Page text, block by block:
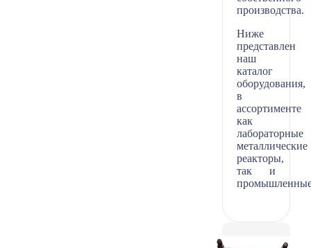
производства.
Ниже
представлен
наш
каталог
оборудования,
в
ассортименте
как
лабораторные
металлические
реакторы,
так и